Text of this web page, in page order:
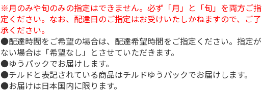
※月のみや旬のみの指定はできません。必ず「月」と「旬」を両方ご指
定ください。なお、配達日のご指定はお受けいたしかねますので、ご了
承ください。
●配達時間をご希望の場合は、配達希望時間をご指定ください。指定が
ない場合は「希望なし」とさせていただきます。
●ゆうパックでお届けします。
●チルドと表記されている商品はチルドゆうパックでお届けします。
●お届けは日本国内に限ります。